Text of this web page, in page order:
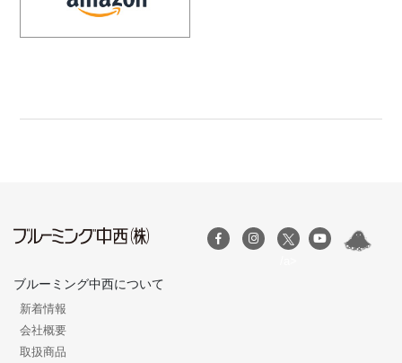
ブルーミング中西について
新着情報
会社概要
取扱商品